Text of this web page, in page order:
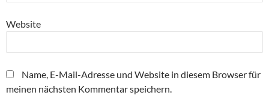
Website
Name, E-Mail-Adresse und Website in diesem Browser für
meinen nächsten Kommentar speichern.